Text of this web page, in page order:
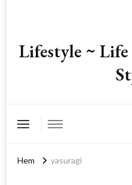
Lifestyle ~
Hem yasuragi